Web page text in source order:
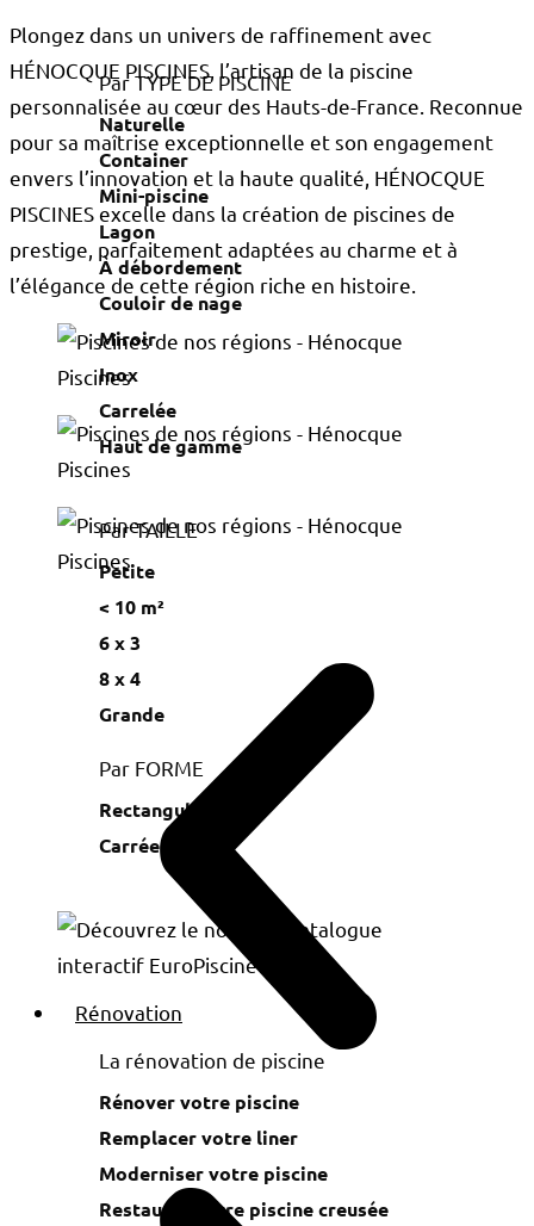
Par TYPE DE PISCINE
Naturelle
Container
Mini-piscine
Lagon
À débordement
Couloir de nage
Miroir
Inox
Carrelée
Haut de gamme
Par TAILLE
Petite
< 10 m²
6 x 3
8 x 4
Grande
Par FORME
Rectangulaire
Carrée
Rénovation
La rénovation de piscine
Rénover votre piscine
Remplacer votre liner
Moderniser votre piscine
Restaurer votre piscine creusée
Plongez dans un univers de raffinement avec
HÉNOCQUE PISCINES, l’artisan de la piscine
personnalisée au cœur des Hauts-de-France. Reconnue
pour sa maîtrise exceptionnelle et son engagement
envers l’innovation et la haute qualité, HÉNOCQUE
PISCINES excelle dans la création de piscines de
prestige, parfaitement adaptées au charme et à
l’élégance de cette région riche en histoire.